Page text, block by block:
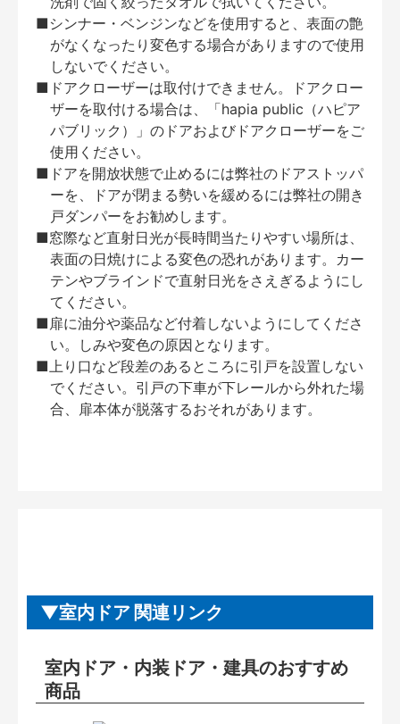
■シンナー・ベンジンなどを使用すると、表面の艶
がなくなったり変色する場合がありますので使用
しないでください。
■ドアクローザーは取付けできません。ドアクロー
ザーを取付ける場合は、「hapia public（ハピア
パブリック）」のドアおよびドアクローザーをご
使用ください。
■ドアを開放状態で止めるには弊社のドアストッパ
ーを、ドアが閉まる勢いを緩めるには弊社の開き
戸ダンパーをお勧めします。
■窓際など直射日光が長時間当たりやすい場所は、
表面の日焼けによる変色の恐れがあります。カー
テンやブラインドで直射日光をさえぎるようにし
てください。
■扉に油分や薬品など付着しないようにしてくださ
い。しみや変色の原因となります。
■上り口など段差のあるところに引戸を設置しない
でください。引戸の下車が下レールから外れた場
合、扉本体が脱落するおそれがあります。
室内ドア 関連リンク
室内ドア・内装ドア・建具のおすすめ
商品